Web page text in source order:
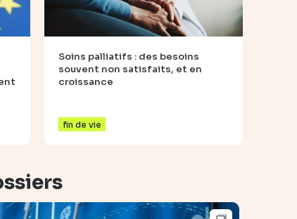
Soins palliatifs : des besoins
souvent non satisfaits, et en
croissance
fin de vie